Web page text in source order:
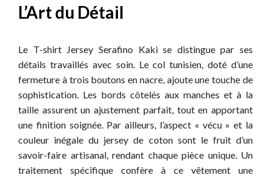
L’Art du Détail
Le T-shirt Jersey Serafino Kaki se distingue par ses
détails travaillés avec soin. Le col tunisien, doté d’une
fermeture à trois boutons en nacre, ajoute une touche de
sophistication. Les bords côtelés aux manches et à la
taille assurent un ajustement parfait, tout en apportant
une finition soignée. Par ailleurs, l’aspect « vécu » et la
couleur inégale du jersey de coton sont le fruit d’un
savoir-faire artisanal, rendant chaque pièce unique. Un
traitement spécifique confère à ce vêtement une